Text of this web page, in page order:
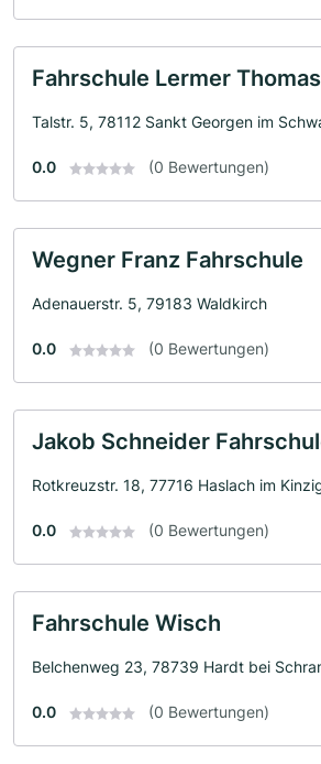
Fahrschule Lermer Thomas
Talstr. 5, 78112 Sankt Georgen im
0.0 (0 Bewertungen)
Wegner Franz Fahrschule
Adenauerstr. 5, 79183 Waldkirch
0.0 (0 Bewertungen)
Jakob Schneider
Rotkreuzstr. 18, 77716 Haslach im
0.0 (0 Bewertungen)
Fahrschule Wisch
Belchenweg 23, 78739 Hardt bei
0.0 (0 Bewertungen)